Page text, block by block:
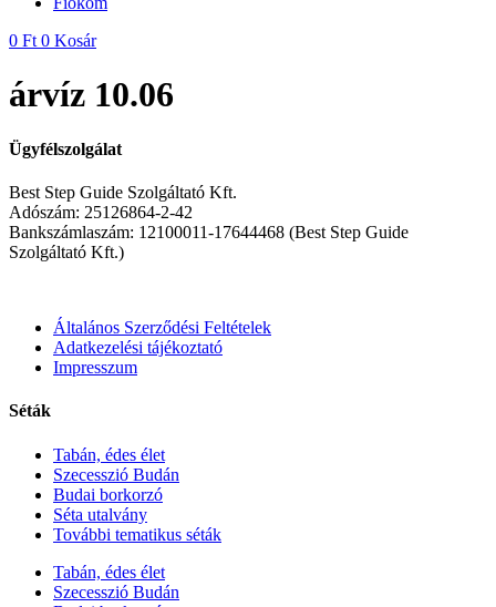
0 Ft 0 Kosár
árvíz 10.06
Ügyfélszolgálat
Best Step Guide Szolgáltató Kft.
Adószám: 25126864-2-42
Bankszámlaszám: 12100011-17644468 (Best Step Guide
Szolgáltató Kft.)
Általános Szerződési Feltételek
Adatkezelési tájékoztató
Impresszum
Séták
Tabán, édes élet
Szecesszió Budán
Budai borkorzó
Séta utalvány
További tematikus séták
Tabán, édes élet
Szecesszió Budán